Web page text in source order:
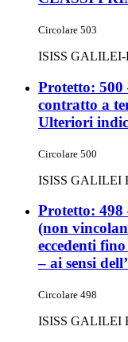
Circolare 503
ISISS
Protetto: 500
contratto a
Ulteriori
Circolare 500
ISISS GALILEI
Protetto:
(non
eccedenti
– ai sensi
Circolare 498
ISISS GALILEI